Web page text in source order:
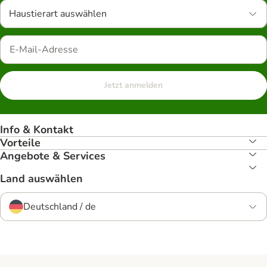
Haustierart auswählen
Jetzt anmelden
Info & Kontakt
Vorteile
Angebote & Services
Land auswählen
Deutschland / de